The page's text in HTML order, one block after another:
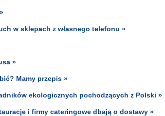
w sklepach z własnego telefonu »
»
Mamy przepis »
ekologicznych pochodzących z Polski »
i firmy cateringowe dbają o dostawy »